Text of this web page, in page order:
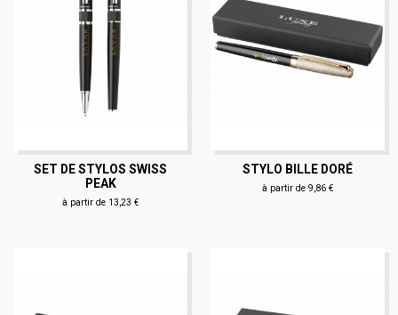
SET DE STYLOS SWISS
PEAK
à partir de 13,23 €
STYLO BILLE DORÉ
à partir de 9,86 €